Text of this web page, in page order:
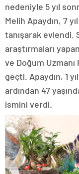
nedeniyle 5 yıl
Melih Apaydın, 7
tanışarak evlendi.
araştırmaları
ve Doğum
geçti. Apaydın, 1
ardından 47
ismini verdi.